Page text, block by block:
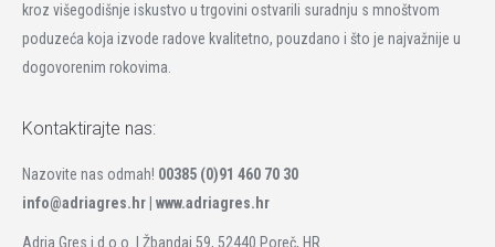
kroz višegodišnje iskustvo u trgovini ostvarili suradnju s mnoštvom
poduzeća koja izvode radove kvalitetno, pouzdano i što je najvažnije u
dogovorenim rokovima.
Kontaktirajte nas:
Nazovite nas odmah! 00385 (0)91 460 70 30
info@adriagres.hr | www.adriagres.hr
Adria Gres j.d.o.o. | Žbandaj 59, 52440 Poreč, HR